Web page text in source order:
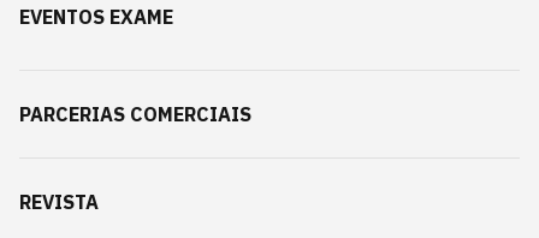
EVENTOS EXAME
PARCERIAS COMERCIAIS
REVISTA